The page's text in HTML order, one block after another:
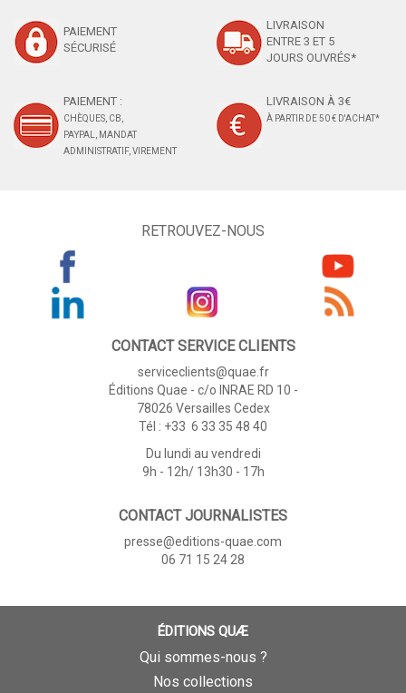
PAIEMENT
SÉCURISÉ
LIVRAISON
ENTRE 3 ET 5
JOURS OUVRÉS*
PAIEMENT :
CHÈQUES, CB,
PAYPAL, MANDAT
ADMINISTRATIF, VIREMENT
LIVRAISON À 3€
À PARTIR DE 50 € D'ACHAT*
RETROUVEZ-NOUS
CONTACT SERVICE CLIENTS
serviceclients@quae.fr
Éditions Quae - c/o INRAE RD 10 -
78026 Versailles Cedex
Tél : +33 6 33 35 48 40
Du lundi au vendredi
9h - 12h/ 13h30 - 17h
CONTACT JOURNALISTES
presse@editions-quae.com
06 71 15 24 28
ÉDITIONS QUÆ
Qui sommes-nous ?
Nos collections